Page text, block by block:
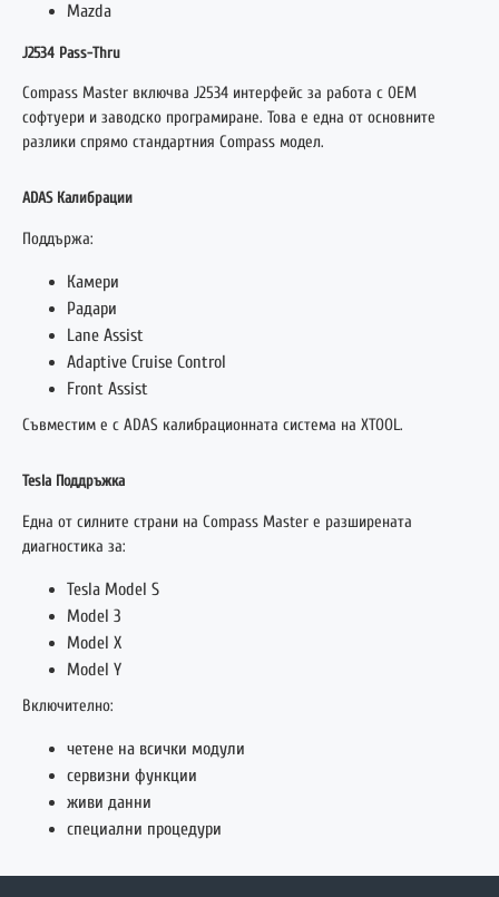
Mazda
J2534 Pass-Thru
Compass Master включва J2534 интерфейс за работа с OEM
софтуери и заводско програмиране. Това е една от основните
разлики спрямо стандартния Compass модел.
ADAS Калибрации
Поддържа:
Камери
Радари
Lane Assist
Adaptive Cruise Control
Front Assist
Съвместим е с ADAS калибрационната система на XTOOL.
Tesla Поддръжка
Една от силните страни на Compass Master е разширената
диагностика за:
Tesla Model S
Model 3
Model X
Model Y
Включително:
четене на всички модули
сервизни функции
живи данни
специални процедури